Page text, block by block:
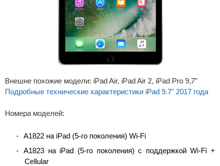
Внешне похожие модели: iPad Air, iPad Air 2, iPad Pro 9,7"
Подробные технические характеристики iPad 9.7" 2017 года
Номера моделей:
A1822 на iPad (5-го поколения) Wi-Fi
A1823 на iPad (5-го поколения) с поддержкой Wi-Fi +
Cellular